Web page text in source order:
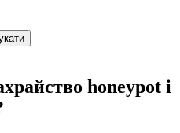
honeypot і